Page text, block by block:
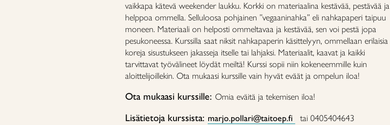
vaikkapa kätevä weekender laukku. Korkki on materiaalina kestävää, pestävää ja
helppoa ommella. Selluloosa pohjainen ”vegaaninahka” eli nahkapaperi taipuu
moneen. Materiaali on helposti ommeltavaa ja kestävää, sen voi pestä jopa
pesukoneessa. Kurssilla saat niksit nahkapaperin käsittelyyn, ommellaan erilaisia
koreja sisustukseen jakasseja itselle tai lahjaksi. Materiaalit, kaavat ja kaikki
tarvittavat työvälineet löydät meiltä! Kurssi sopii niin kokeneemmille kuin
aloittelijoillekin. Ota mukaasi kurssille vain hyvät eväät ja ompelun iloa!
Ota mukaasi kurssille: Omia eväitä ja tekemisen iloa!
Lisätietoja kurssista: marjo.pollari@taitoep.fi tai 0405404643